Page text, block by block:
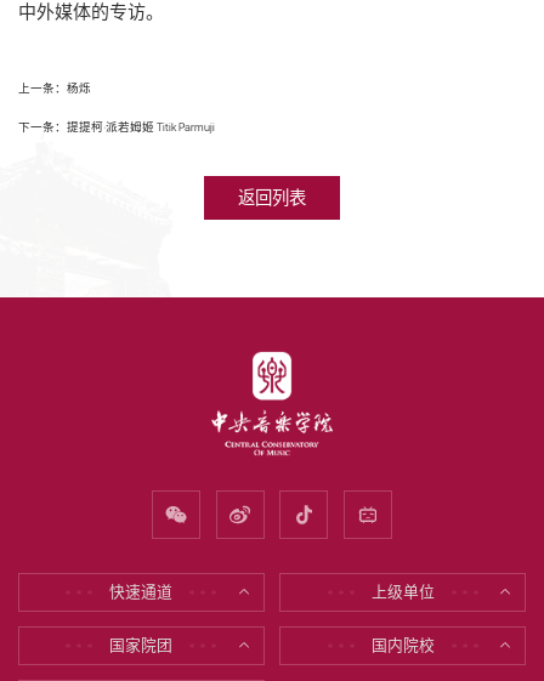
中外媒体的专访。
上一条：杨烁
下一条：提提柯·派若姆姬 Titik Parmuji
返回列表
快速通道 上级单位
国家院团 国内院校